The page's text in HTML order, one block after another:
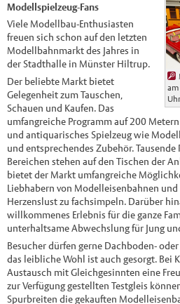
Modellspielzeug-Fans
Viele Modellbau-Enthusiasten
freuen sich schon auf den letzten
Modellbahnmarkt des Jahres in
der Stadthalle in Münster Hiltrup.
Der beliebte Markt bietet
Gelegenheit zum Tauschen,
Schauen und Kaufen. Das
umfangreiche Programm auf 200
und antiquarisches Spielzeug wie
und entsprechendes Zubehör. Tausende
Bereichen stehen auf den Tischen der
bietet der Markt umfangreiche
Liebhabern von Modelleisenbahnen
Herzenslust zu fachsimpeln. Darüber
willkommenes Erlebnis für die ganze
unterhaltsame Abwechslung für Jung
Besucher dürfen gerne Dachboden-
das leibliche Wohl ist auch gesorgt. Bei
Austausch mit Gleichgesinnten eine
zur Verfügung gestellten Testgleis
Spurbreiten die gekauften